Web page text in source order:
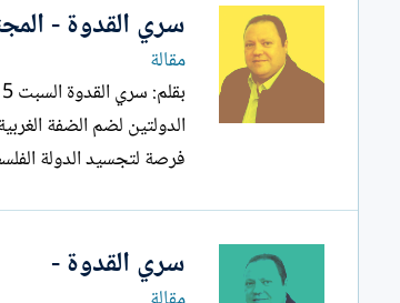
سري القدوة -
مقالة
الدولتين لضم الضفة
فرصة لتجسيد الدولة
سري القدوة -